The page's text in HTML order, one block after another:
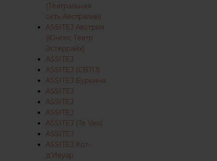
(Театральная
сеть Австралии)
ASSITEJ Австрия
(Юнгес Театр
Эстеррайх)
ASSITEJ
ASSITEJ (CBTIJ)
ASSITEJ Буркина
ASSITEJ
ASSITEJ
ASSITEJ
ASSITEJ (Te Veo)
ASSITEJ
ASSITEJ Кот-
д'Ивуар